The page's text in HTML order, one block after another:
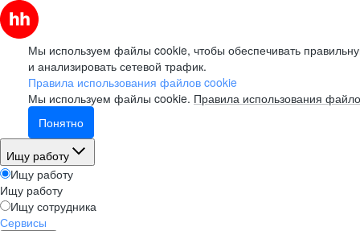
Мы используем файлы cookie, чтобы обеспечивать
и анализировать сетевой трафик.
Правила использования файлов cookie
Мы используем файлы cookie. Правила использования
Понятно
Ищу работу
Ищу работу
Ищу работу
Ищу сотрудника
Сервисы